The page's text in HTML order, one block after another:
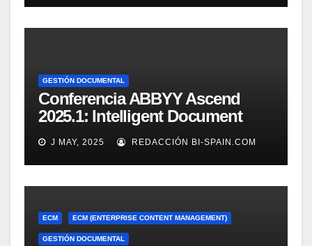
GESTIÓN DOCUMENTAL
Conferencia ABBYY Ascend
2025.1: Intelligent Document
Processing a tope
J MAY, 2025 REDACCIÓN BI-SPAIN.COM
ECM ECM (ENTERPRISE CONTENT MANAGEMENT)
GESTIÓN DOCUMENTAL